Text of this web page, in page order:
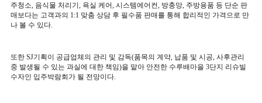
주청소, 음식물 처리기, 욕실 케어, 시스템에어컨, 방충망, 주방용품 등 단순 판
매보다는 고객과의 1:1 맞춤 상담 후 필수품 판매를 통해 합리적인 가격으로 만
나 볼 수 있다.
또한 SJ기획이 공급업체의 관리 및 감독(품목의 계약, 납품 및 시공, 사후관리
중 발생될 수 있는 과실에 대한 책임)을 맡아 안전한 수루배마을 3단지 리슈빌
수자인 입주박람회가 될 전망이다.